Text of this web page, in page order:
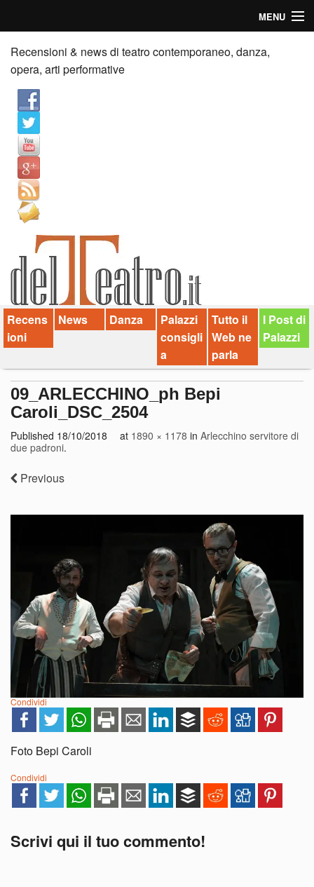
MENU
Home
Recensioni
Anticipazioni
News
Palazzi consiglia
Video
Chi siamo
Contatti
dT in English
Recensioni & news di teatro contemporaneo, danza,
opera, arti performative
Recens
ioni
News Danza
Palazzi
consigli
a
Tutto il
Web ne
parla
I Post di
Palazzi
09_ARLECCHINO_ph Bepi
Caroli_DSC_2504
Published 18/10/2018 at 1890 × 1178 in Arlecchino servitore di
due padroni.
Previous
Condividi
Foto Bepi Caroli
Condividi
Scrivi qui il tuo commento!